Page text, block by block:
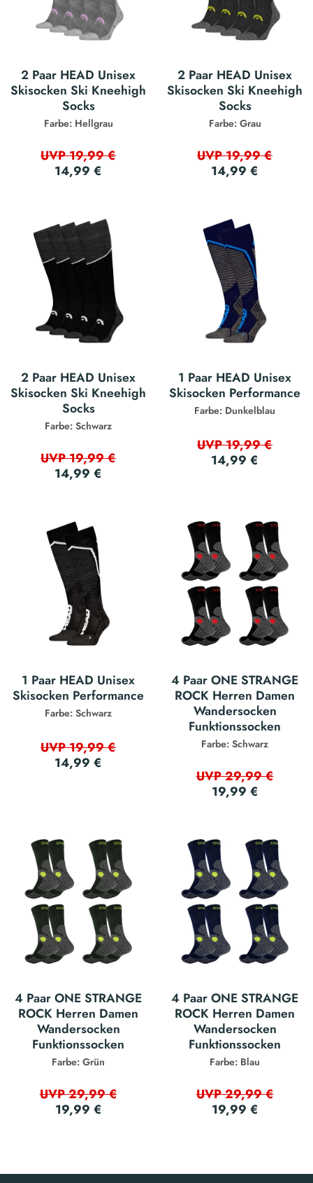
2 Paar HEAD Unisex
Skisocken Ski Kneehigh
Socks
Farbe: Hellgrau
UVP 19,99 €
14,99 €
2 Paar HEAD Unisex
Skisocken Ski Kneehigh
Socks
Farbe: Grau
UVP 19,99 €
14,99 €
2 Paar HEAD Unisex
Skisocken Ski Kneehigh
Socks
Farbe: Schwarz
UVP 19,99 €
14,99 €
1 Paar HEAD Unisex
Skisocken Performance
Farbe: Dunkelblau
UVP 19,99 €
14,99 €
1 Paar HEAD Unisex
Skisocken Performance
Farbe: Schwarz
UVP 19,99 €
14,99 €
4 Paar ONE STRANGE
ROCK Herren Damen
Wandersocken
Funktionssocken
Farbe: Schwarz
UVP 29,99 €
19,99 €
4 Paar ONE STRANGE
ROCK Herren Damen
Wandersocken
Funktionssocken
Farbe: Grün
UVP 29,99 €
19,99 €
4 Paar ONE STRANGE
ROCK Herren Damen
Wandersocken
Funktionssocken
Farbe: Blau
UVP 29,99 €
19,99 €